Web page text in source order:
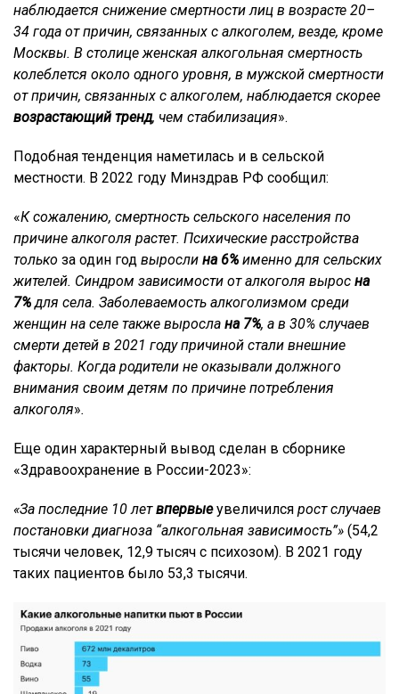
наблюдается снижение смертности лиц в возрасте 20–
34 года от причин, связанных с алкоголем, везде, кроме
Москвы. В столице женская алкогольная смертность
колеблется около одного уровня, в мужской смертности
от причин, связанных с алкоголем, наблюдается скорее
возрастающий тренд, чем стабилизация».
Подобная тенденция наметилась и в сельской
местности. В 2022 году Минздрав РФ сообщил:
«К сожалению, смертность сельского населения по
причине алкоголя растет. Психические расстройства
только за один год выросли на 6% именно для сельских
жителей. Синдром зависимости от алкоголя вырос на
7% для села. Заболеваемость алкоголизмом среди
женщин на селе также выросла на 7%, а в 30% случаев
смерти детей в 2021 годупричиной стали внешние
факторы. Когда родители не оказывали должного
внимания своим детям по причине потребления
алкоголя».
Еще один характерный вывод сделан в сборнике
«Здравоохранение в России-2023»:
«За последние 10 летвпервыеувеличился рост случаев
постановки диагноза “алкогольная зависимость”» (54,2
тысячи человек, 12,9 тысяч с психозом). В 2021 году
таких пациентов было 53,3 тысячи.